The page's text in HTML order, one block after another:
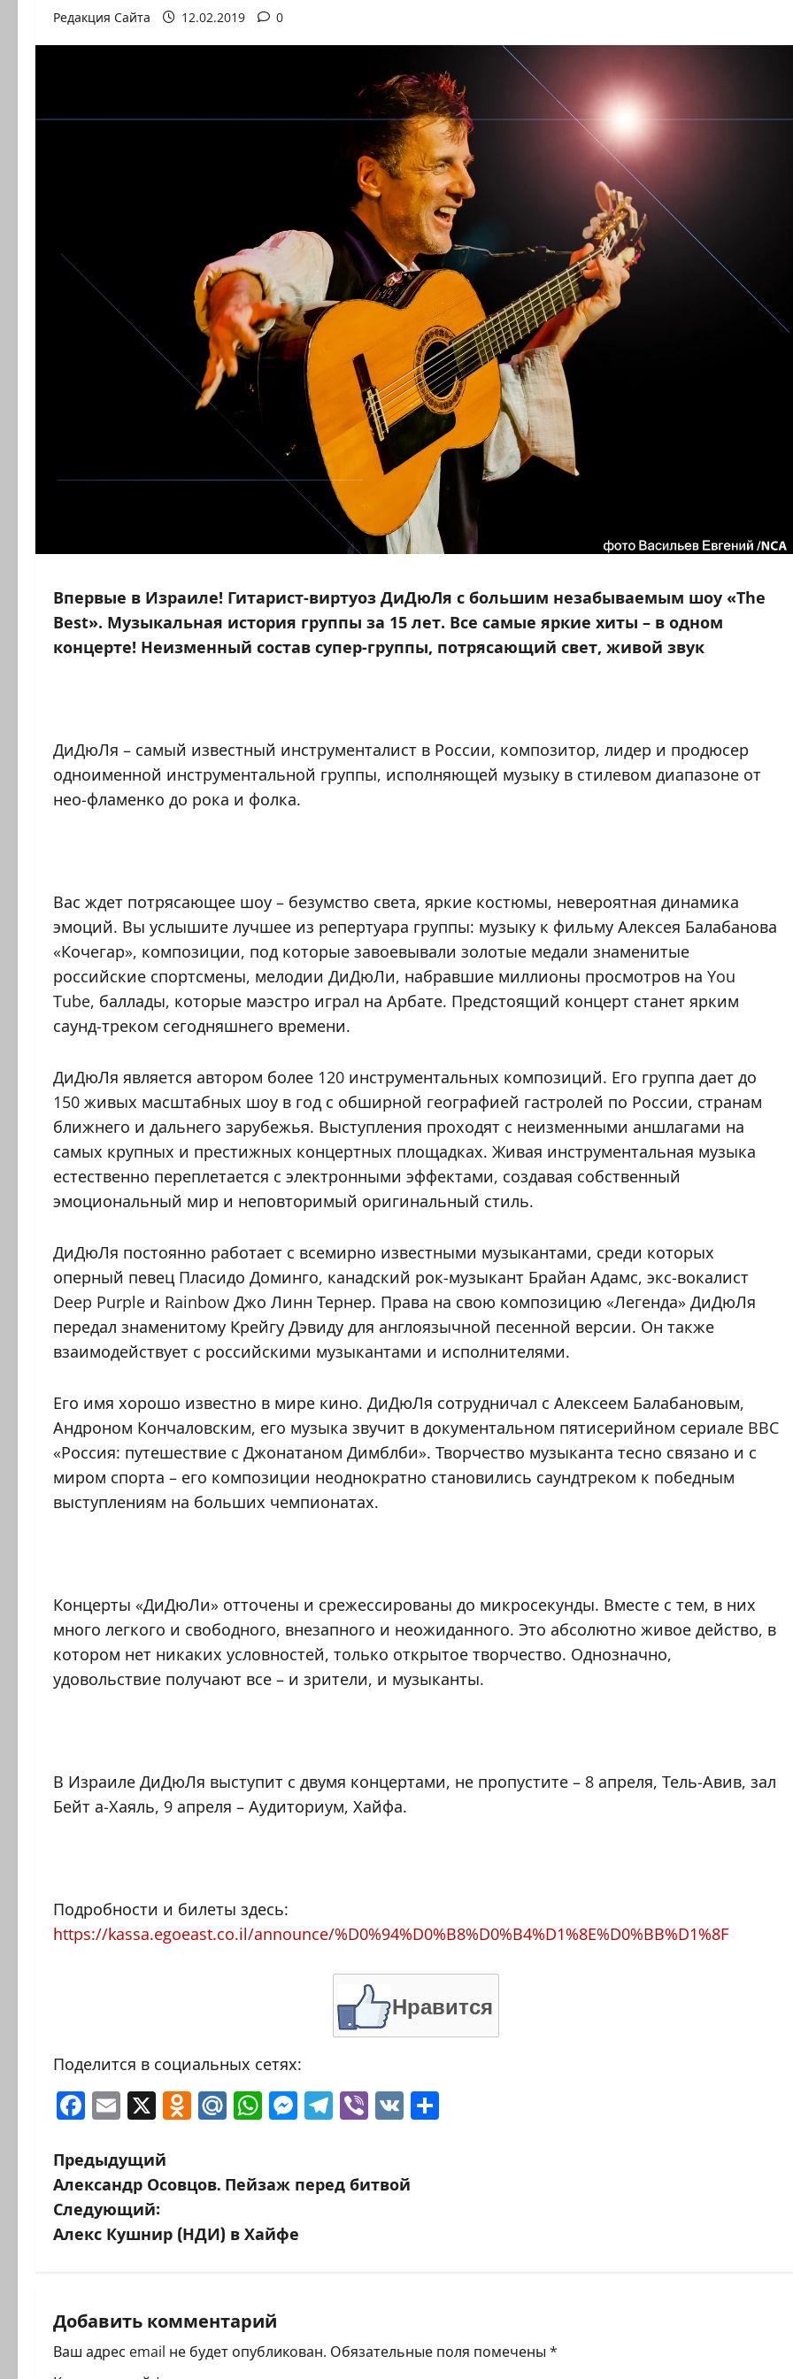
Редакция Сайта 12.02.2019 0
Впервые в Израиле! Гитарист-виртуоз ДиДюЛя с большим незабываемым шоу «The
Best». Музыкальная история группы за 15 лет. Все самые яркие хиты – в одном
концерте! Неизменный состав супер-группы, потрясающий свет, живой звук
ДиДюЛя – самый известный инструменталист в России, композитор, лидер и продюсер
одноименной инструментальной группы, исполняющей музыку в стилевом диапазоне от
нео-фламенко до рока и фолка.
Вас ждет потрясающее шоу – безумство света, яркие костюмы, невероятная динамика
эмоций. Вы услышите лучшее из репертуара группы: музыку к фильму Алексея Балабанова
«Кочегар», композиции, под которые завоевывали золотые медали знаменитые
российские спортсмены, мелодии ДиДюЛи, набравшие миллионы просмотров на You
Tube, баллады, которые маэстро играл на Арбате. Предстоящий концерт станет ярким
саунд-треком сегодняшнего времени.
ДиДюЛя является автором более 120 инструментальных композиций. Его группа дает до
150 живых масштабных шоу в год с обширной географией гастролей по России, странам
ближнего и дальнего зарубежья. Выступления проходят с неизменными аншлагами на
самых крупных и престижных концертных площадках. Живая инструментальная музыка
естественно переплетается с электронными эффектами, создавая собственный
эмоциональный мир и неповторимый оригинальный стиль.
ДиДюЛя постоянно работает с всемирно известными музыкантами, среди которых
оперный певец Пласидо Доминго, канадский рок-музыкант Брайан Адамс, экс-вокалист
Deep Purple и Rainbow Джо Линн Тернер. Права на свою композицию «Легенда» ДиДюЛя
передал знаменитому Крейгу Дэвиду для англоязычной песенной версии. Он также
взаимодействует с российскими музыкантами и исполнителями.
Его имя хорошо известно в мире кино. ДиДюЛя сотрудничал с Алексеем Балабановым,
Андроном Кончаловским, его музыка звучит в документальном пятисерийном сериале BBC
«Россия: путешествие с Джонатаном Димблби». Творчество музыканта тесно связано и с
миром спорта – его композиции неоднократно становились саундтреком к победным
выступлениям на больших чемпионатах.
Концерты «ДиДюЛи» отточены и срежессированы до микросекунды. Вместе с тем, в них
много легкого и свободного, внезапного и неожиданного. Это абсолютно живое действо, в
котором нет никаких условностей, только открытое творчество. Однозначно,
удовольствие получают все – и зрители, и музыканты.
В Израиле ДиДюЛя выступит с двумя концертами, не пропустите – 8 апреля, Тель-Авив, зал
Бейт а-Хаяль, 9 апреля – Аудиториум, Хайфа.
Подробности и билеты здесь:
https://kassa.egoeast.co.il/announce/%D0%94%D0%B8%D0%B4%D1%8E%D0%BB%D1%8F
Нравится
Поделится в социальных сетях:
Facebook
Email
X Odnoklassniki
Mail.Ru
WhatsApp
Messenger
Telegram
Viber
VK
Н
а
в
г
а
Предыдущий
Александр Осовцов. Пейзаж перед битвой
Следующий:
Алекс Кушнир (НДИ) в Хайфе
Добавить комментарий
Ваш адрес email не будет опубликован. Обязательные поля помечены *